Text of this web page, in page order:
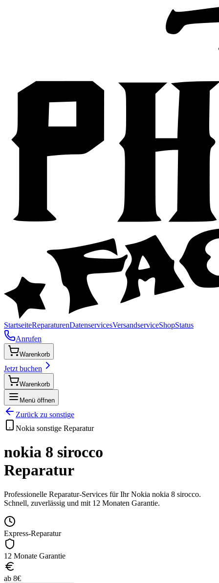
StartseiteReparaturenDatenservicesVersandserviceShopStatus
Anrufen
Warenkorb
Jetzt buchen
Warenkorb
Menü öffnen
Zurück zu sonstige
Nokia sonstige Reparatur
nokia 8 sirocco
Reparatur
Professionelle Reparatur-Services für IhrNokia nokia 8 sirocco.
Schnell, zuverlässig und mit 12 Monaten Garantie.
Express-Reparatur
12 Monate Garantie
ab 8€